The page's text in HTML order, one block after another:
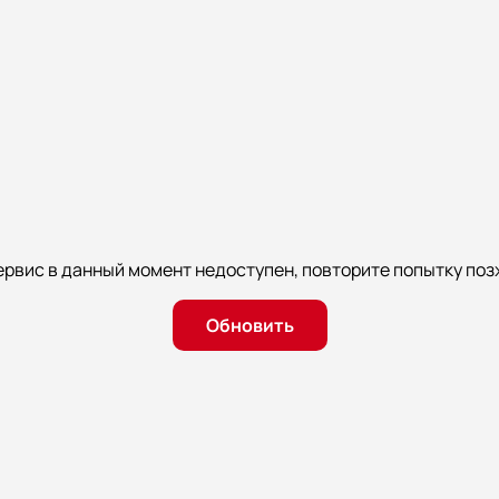
в данный момент недоступен, повторите попытку
Обновить